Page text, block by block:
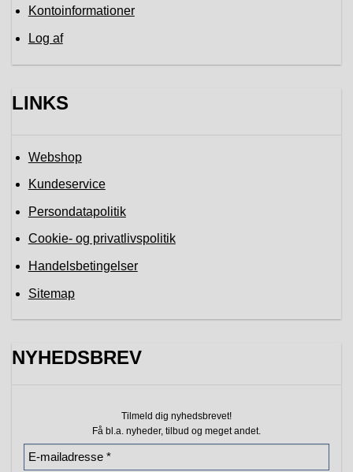
Kontoinformationer
Log af
LINKS
Webshop
Kundeservice
Persondatapolitik
Cookie- og privatlivspolitik
Handelsbetingelser
Sitemap
NYHEDSBREV
Tilmeld dig nyhedsbrevet!
Få bl.a. nyheder, tilbud og meget andet.